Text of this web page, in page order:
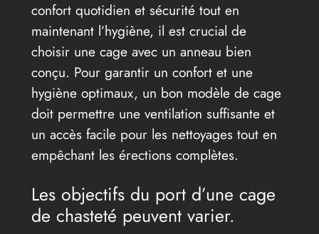
confort quotidien et sécurité tout en
maintenant l’hygiène, il est crucial de
choisir une cage avec un anneau bien
conçu. Pour garantir un confort et une
hygiène optimaux, un bon modèle de cage
doit permettre une ventilation suffisante et
un accès facile pour les nettoyages tout en
empêchant les érections complètes.
Les objectifs du port d’une cage
de chasteté peuvent varier.